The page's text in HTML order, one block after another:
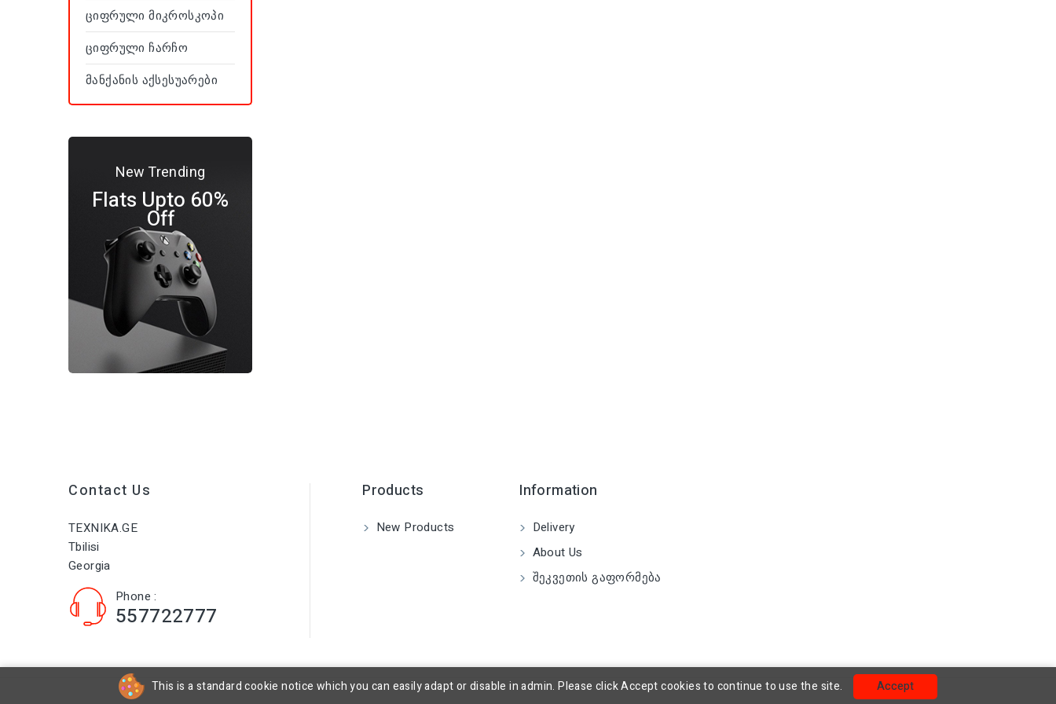
Ციფრული Მიკროსკოპი
Ციფრული Ჩარჩო
Მანქანის Აქსესუარები
New Trending
Flats Upto 60%
Off
Contact Us
TEXNIKA.GE
Tbilisi
Georgia
Phone :
557722777
Products
New Products
Information
Delivery
About Us
Შეკვეთის Გაფორმება
This is a standard cookie notice which you can easily adapt or disable in admin. Please click Accept cookies to continue to use the site. Accept